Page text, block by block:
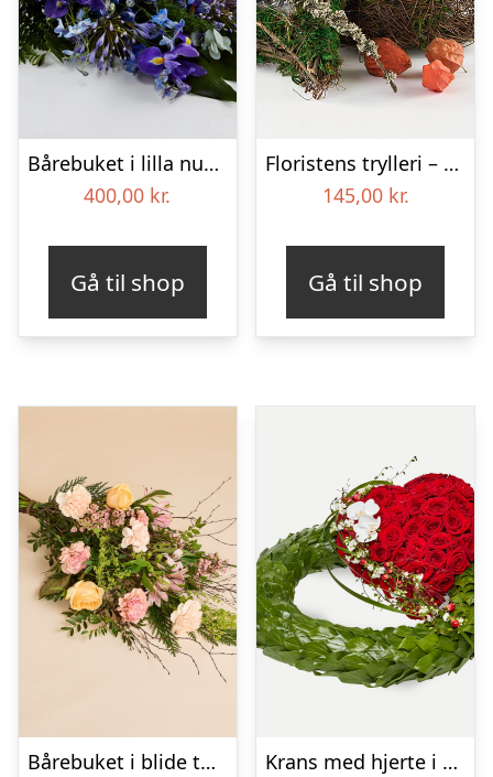
Bårebuket i lilla nuancer – Blomster til begravelse
400,00 kr.
Gå til shop
Floristens trylleri – gravpynt – Blomster til begravelse
145,00 kr.
Gå til shop
Bårebuket i blide toner
Krans med hjerte i klassisk stil – rød og hvid